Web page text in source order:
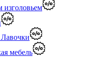
изголовьем
мебель